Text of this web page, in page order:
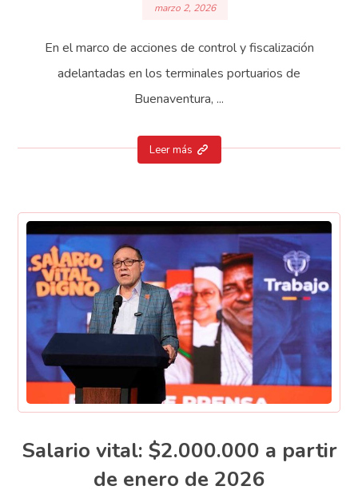
marzo 2, 2026
En el marco de acciones de control y fiscalización
adelantadas en los terminales portuarios de
Buenaventura, ...
Leer más
Salario vital: $2.000.000 a partir
de enero de 2026